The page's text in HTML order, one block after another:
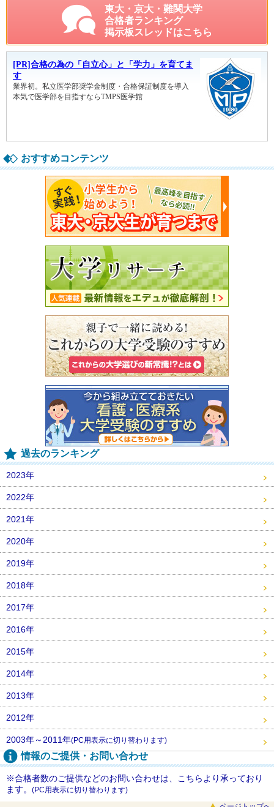
東大・京大・難関大学
合格者ランキング
掲示板スレッドはこちら
おすすめコンテンツ
過去のランキング
2023年
2022年
2021年
2020年
2019年
2018年
2017年
2016年
2015年
2014年
2013年
2012年
2003年～2011年(PC用表示に切り替わります)
情報のご提供・お問い合わせ
※合格者数のご提供などのお問い合わせは、こちらより承っており
ます。 (PC用表示に切り替わります)